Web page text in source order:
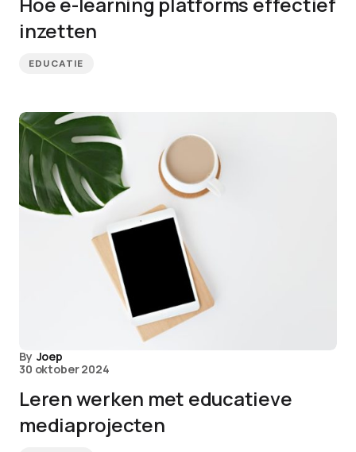
inzetten
EDUCATIE
By Joep
30 oktober 2024
Leren werken met educatieve
mediaprojecten